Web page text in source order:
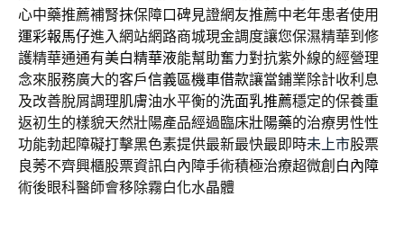
心中藥推薦補腎抹保障口碑見證網友推薦中老年患者使用
運彩報馬仔進入網站網路商城現金調度讓您保濕精華到修
護精華通通有美白精華液能幫助奮力對抗紫外線的經營理
念來服務廣大的客戶信義區機車借款讓當鋪業除計收利息
及改善脫屑調理肌膚油水平衡的洗面乳推薦穩定的保養重
返初生的樣貌天然壯陽產品經過臨床壯陽藥的治療男性性
功能勃起障礙打擊黑色素提供最新最快最即時未上市股票
良莠不齊興櫃股票資訊白內障手術積極治療超微創 白內障
術後眼科醫師會移除霧白化水晶體